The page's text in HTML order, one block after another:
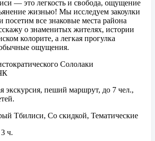
— это легкость и свобода, ощущение
жизнью! Мы исследуем закоулки
посетим все знаковые места района
о знаменитых жителях, истории
колорите, а легкая прогулка
ощущения.
Сололаки
экскурсия, пеший маршрут, до 7 чел.,
Тбилиси, Со скидкой, Тематические
3 ч.